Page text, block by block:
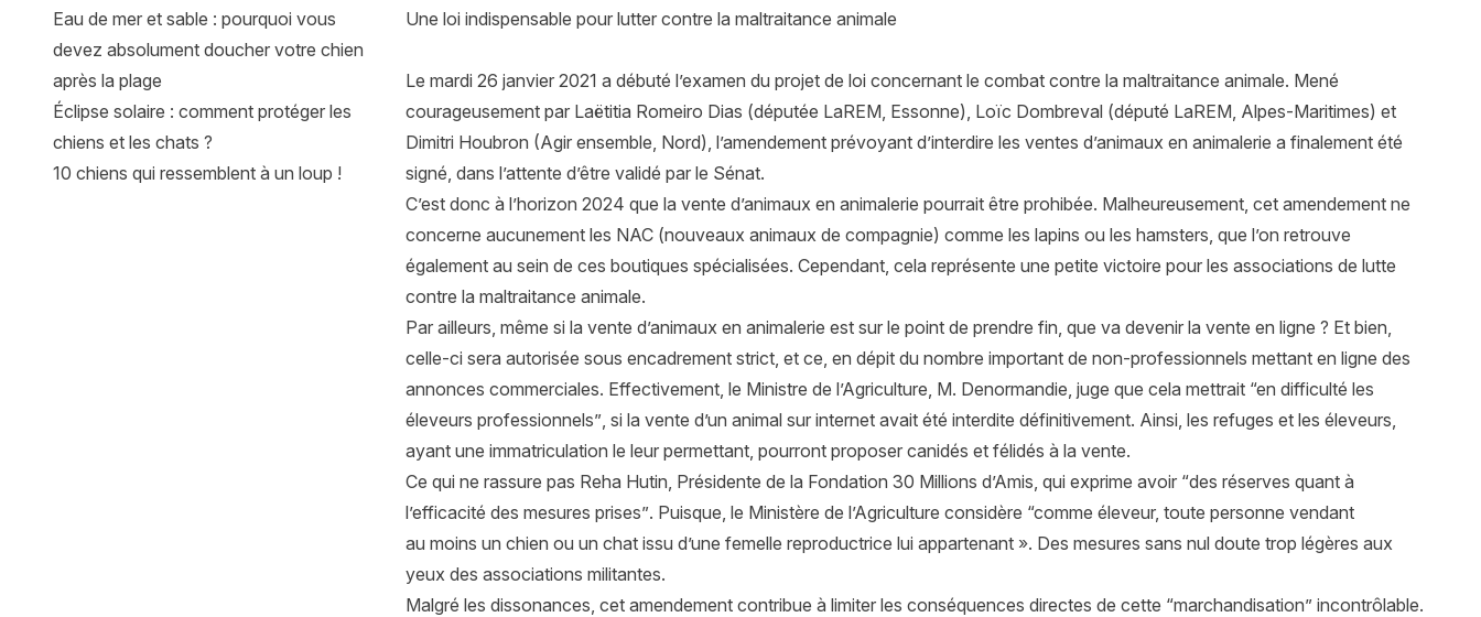
Une loi indispensable pour lutter contre la maltraitance animale
Le mardi 26 janvier 2021 a débuté l’examen du projet de loi concernant le combat contre la maltraitance animale. Mené
courageusement par Laëtitia Romeiro Dias (députée LaREM, Essonne), Loïc Dombreval (député LaREM, Alpes-Maritimes) et
Dimitri Houbron (Agir ensemble, Nord), l’amendement prévoyant d’interdire les ventes d’animaux en animalerie a finalement été
signé, dans l’attente d’être validé par le Sénat.
C’est donc à l’horizon 2024 que la vente d’animaux en animalerie pourrait être prohibée. Malheureusement, cet amendement ne
concerne aucunement les NAC (nouveaux animaux de compagnie) comme les lapins ou les hamsters, que l’on retrouve
également au sein de ces boutiques spécialisées. Cependant, cela représente une petite victoire pour les associations de lutte
contre la maltraitance animale.
Par ailleurs, même si la vente d’animaux en animalerie est sur le point de prendre fin, que va devenir la vente en ligne ? Et bien,
celle-ci sera autorisée sous encadrement strict, et ce, en dépit du nombre important de non-professionnels mettant en ligne des
annonces commerciales. Effectivement, le Ministre de l’Agriculture, M. Denormandie, juge que cela mettrait “en difficulté les
éleveurs professionnels”, si la vente d’un animal sur internet avait été interdite définitivement. Ainsi, les refuges et les éleveurs,
ayant une immatriculation le leur permettant, pourront proposer canidés et félidés à la vente.
Ce qui ne rassure pas Reha Hutin, Présidente de la Fondation 30 Millions d’Amis, qui exprime avoir “des réserves quant à
l’efficacité des mesures prises”. Puisque, le Ministère de l’Agriculture considère “comme éleveur, toute personne vendant
au moins un chien ou un chat issu d’une femelle reproductrice lui appartenant ». Des mesures sans nul doute trop légères aux
yeux des associations militantes.
Malgré les dissonances, cet amendement contribue à limiter les conséquences directes de cette “marchandisation” incontrôlable.
Eau de mer et sable : pourquoi vous
devez absolument doucher votre chien
après la plage
Éclipse solaire : comment protéger les
chiens et les chats ?
10 chiens qui ressemblent à un loup !